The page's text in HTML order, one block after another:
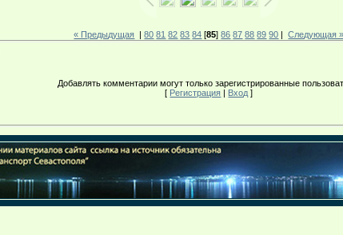
« Предыдущая |80 81 82 83 84 [85]86 87 88 89 90 |Следующая »
Добавлять комментарии могут только зарегистрированные
[ Регистрация | Вход ]